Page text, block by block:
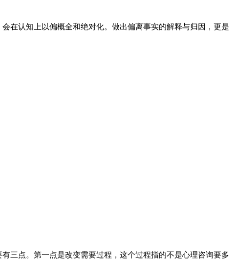
在认知上以偏概全和绝对化。做出偏离事实的解释与归因，更是
三点。第一点是改变需要过程，这个过程指的不是心理咨询要多